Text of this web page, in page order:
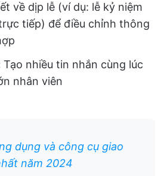
về dịp lễ (ví dụ: lễ kỷ niệm
tiếp) để điều chỉnh thông
Tạo nhiều tin nhắn cùng lúc
nhân viên
dụng và công cụ giao
năm 2024